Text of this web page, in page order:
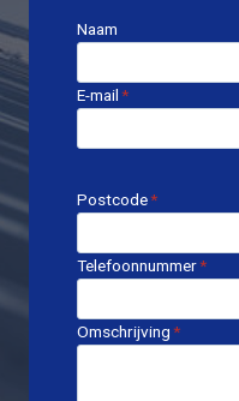
Naam
E-mail*
Postcode*
Telefoonnummer*
Omschrijving*